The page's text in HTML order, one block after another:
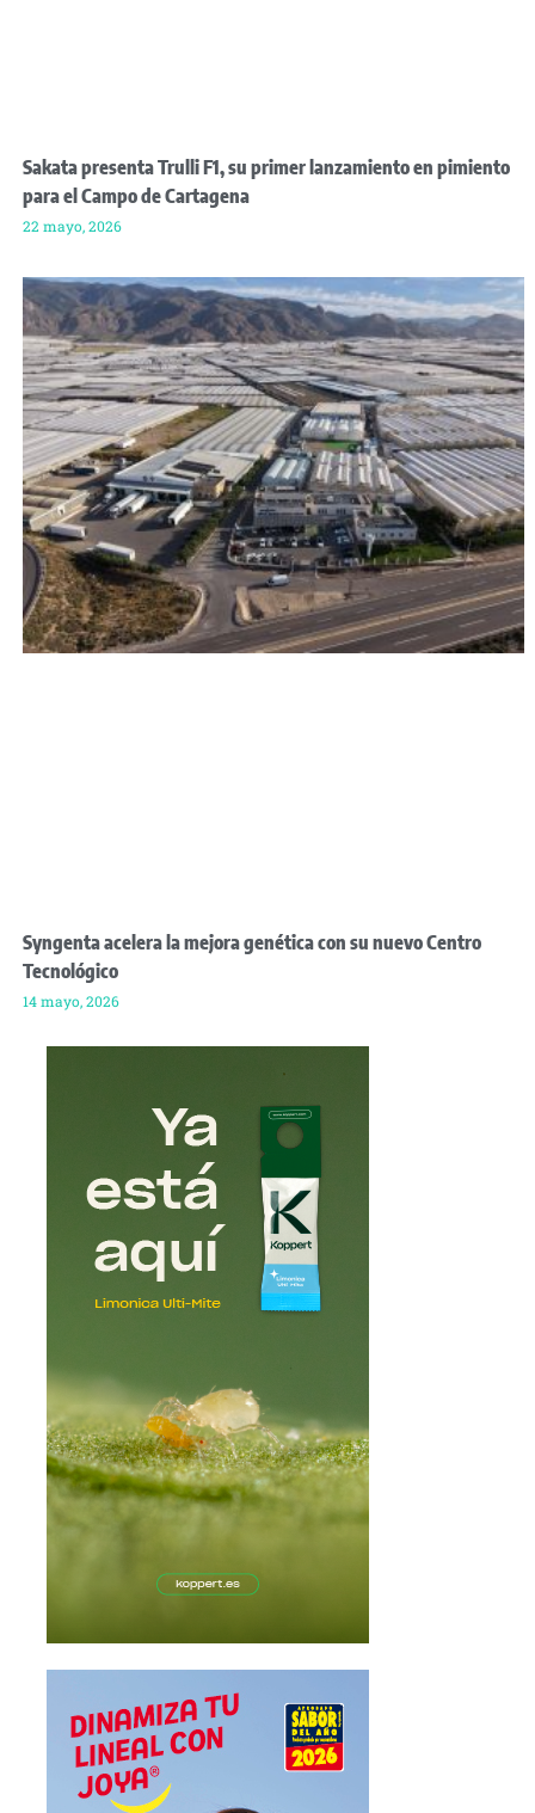
Sakata presenta Trulli F1, su primer lanzamiento en pimiento
para el Campo de Cartagena
22 mayo, 2026
Syngenta acelera la mejora genética con su nuevo Centro
Tecnológico
14 mayo, 2026